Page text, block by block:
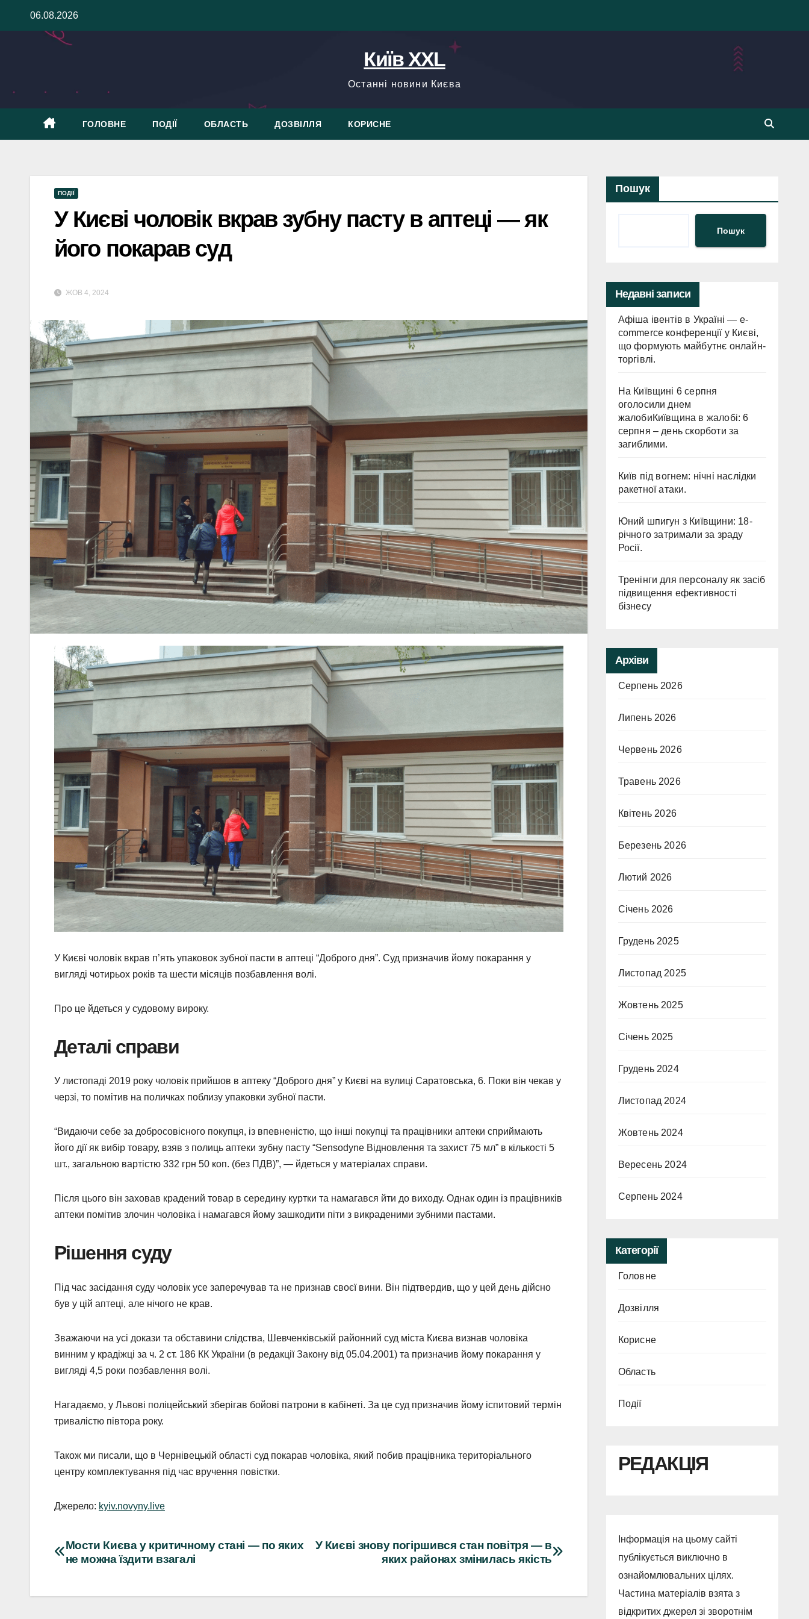
06.08.2026
Київ XXL
Останні новини Києва
ГОЛОВНЕ ПОДІЇ ОБЛАСТЬ ДОЗВІЛЛЯ КОРИСНЕ
ПОДІЇ
У Києві чоловік вкрав зубну пасту в аптеці — як
його покарав суд
ЖОВ 4, 2024
У Києві чоловік вкрав п’ять упаковок зубної пасти в аптеці “Доброго дня”. Суд призначив йому покарання у
вигляді чотирьох років та шести місяців позбавлення волі.
Про це йдеться у судовому вироку.
Деталі справи
У листопаді 2019 року чоловік прийшов в аптеку “Доброго дня” у Києві на вулиці Саратовська, 6. Поки він чекав у
черзі, то помітив на поличках поблизу упаковки зубної пасти.
“Видаючи себе за добросовісного покупця, із впевненістю, що інші покупці та працівники аптеки сприймають
його дії як вибір товару, взяв з полиць аптеки зубну пасту “Sensodyne Відновлення та захист 75 мл” в кількості 5
шт., загальною вартістю 332 грн 50 коп. (без ПДВ)”, — йдеться у матеріалах справи.
Після цього він заховав крадений товар в середину куртки та намагався йти до виходу. Однак один із працівників
аптеки помітив злочин чоловіка і намагався йому зашкодити піти з викраденими зубними пастами.
Рішення суду
Під час засідання суду чоловік усе заперечував та не признав своєї вини. Він підтвердив, що у цей день дійсно
був у цій аптеці, але нічого не крав.
Зважаючи на усі докази та обставини слідства, Шевченківській районний суд міста Києва визнав чоловіка
винним у крадіжці за ч. 2 ст. 186 КК України (в редакції Закону від 05.04.2001) та призначив йому покарання у
вигляді 4,5 роки позбавлення волі.
Нагадаємо, у Львові поліцейський зберігав бойові патрони в кабінеті. За це суд призначив йому іспитовий термін
тривалістю півтора року.
Також ми писали, що в Чернівецькій області суд покарав чоловіка, який побив працівника територіального
центру комплектування під час вручення повістки.
Джерело: kyiv.novyny.live
Навігація
У Києві знову погіршився стан повітря — в
яких районах змінилась якість
Мости Києва у критичному стані — по яких
не можна їздити взагалі
Пошук
Пошук
Недавні записи
Афіша івентів в Україні — e-
commerce конференції у Києві,
що формують майбутнє онлайн-
торгівлі.
На Київщині 6 серпня
оголосили днем
жалобиКиївщина в жалобі: 6
серпня – день скорботи за
загиблими.
Київ під вогнем: нічні наслідки
ракетної атаки.
Юний шпигун з Київщини: 18-
річного затримали за зраду
Росії.
Тренінги для персоналу як засіб
підвищення ефективності
бізнесу
Архіви
Серпень 2026
Липень 2026
Червень 2026
Травень 2026
Квітень 2026
Березень 2026
Лютий 2026
Січень 2026
Грудень 2025
Листопад 2025
Жовтень 2025
Січень 2025
Грудень 2024
Листопад 2024
Жовтень 2024
Вересень 2024
Серпень 2024
Категорії
Головне
Дозвілля
Корисне
Область
Події
РЕДАКЦІЯ
Інформація на цьому сайті
публікується виключно в
ознайомлювальних цілях.
Частина матеріалів взята з
відкритих джерел зі зворотнім